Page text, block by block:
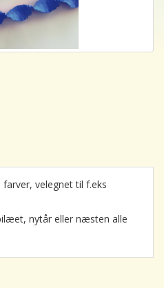
velegnet til f.eks
nytår eller næsten alle